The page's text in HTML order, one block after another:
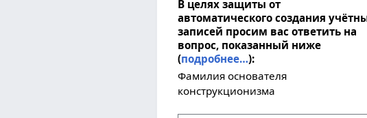
В целях защиты от
автоматического создания
записей просим вас ответить на
вопрос, показанный ниже
(подробнее…):
Фамилия основателя
конструкционизма